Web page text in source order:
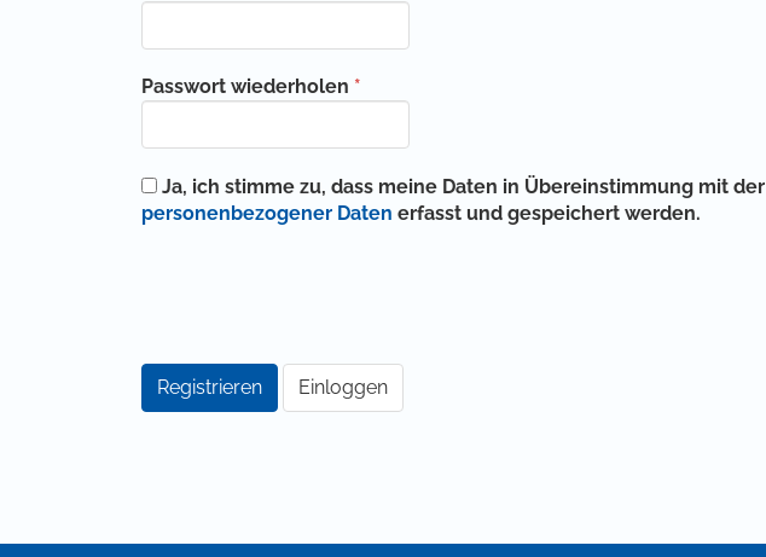
Passwort wiederholen *
Ja, ich stimme zu, dass meine Daten in Übereinstimmung mit der
personenbezogener Daten erfasst und gespeichert werden.
Registrieren Einloggen